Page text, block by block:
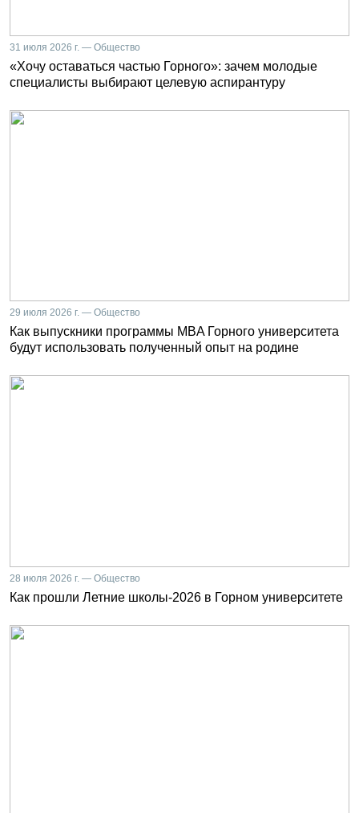
31 июля 2026 г. — Общество
«Хочу оставаться частью Горного»: зачем молодые
специалисты выбирают целевую аспирантуру
29 июля 2026 г. — Общество
Как выпускники программы MBA Горного университета
будут использовать полученный опыт на родине
28 июля 2026 г. — Общество
Как прошли Летние школы-2026 в Горном университете